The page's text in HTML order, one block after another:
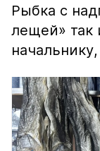
Рыбка с
лещей» так